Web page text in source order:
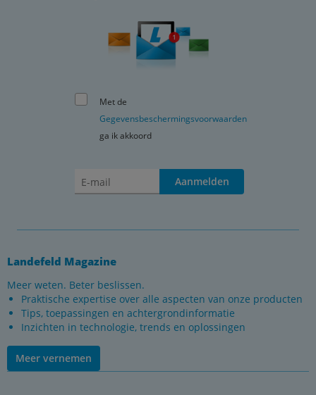
Met de
Gegevensbeschermingsvoorwaarden
ga ik akkoord
Aanmelden
Landefeld Magazine
Meer weten. Beter beslissen.
Praktische expertise over alle aspecten van onze producten
Tips, toepassingen en achtergrondinformatie
Inzichten in technologie, trends en oplossingen
Meer vernemen